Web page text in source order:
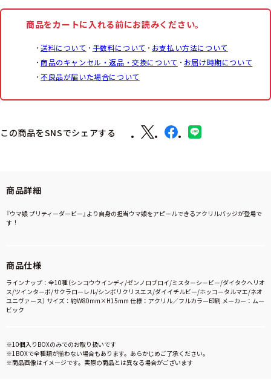
商品をカートに入れる前にお読みください。
送料について 手数料について
お支払い方法について
商品のキャンセル・返品・交換について
お届け時期について
不良品が届いた場合について
この商品をSNSでシェアする
商品詳細
『ウマ娘 プリティーダービー』より自身の担当ウマ娘をアピールできるアクリルバッジが登場で
す！
商品仕様
ラインナップ：全10種（シンコウウインディ/ゼンノロブロイ/ミスターシービー/ダイタクヘリオ
ス/ツインターボ/サクラローレル/シンボリクリスエス/ダイイチルビー/ホッコータルマエ/ネオ
ユニヴァース） サイズ：約W80mm×H15mm 仕様：アクリル／フルカラー印刷 メーカー：ムー
ビック
※10個入りBOXのみでのお取り扱いです
※1BOXで全種類が揃わない場合もあります。あらかじめご了承ください。
※商品画像はイメージです。実際の商品とは異なる場合がございます